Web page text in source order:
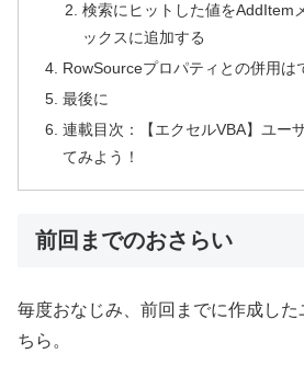
検索にヒットした値をAddItem
ックスに追加する
RowSourceプロパティとの併用は
最後に
連載目次：【エクセルVBA】ユー
てみよう！
前回までのおさらい
毎度おなじみ、前回までに作成した
ちら。